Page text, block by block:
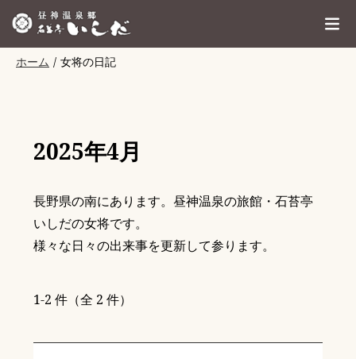
ホーム 女将の日記
2025年4月
長野県の南にあります。昼神温泉の旅館・石苔亭
いしだの女将です。
様々な日々の出来事を更新して参ります。
1-2 件（全 2 件）